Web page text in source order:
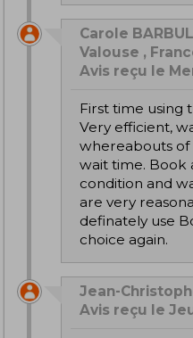
Carole
Valouse ,
Avis reçu le
First time using this book delivery web site.
Very efficient,
whereabouts
wait time. Book
condition and
are very
definately use
choice again.
Jean-
Avis reçu le